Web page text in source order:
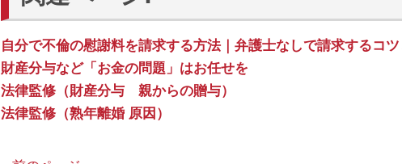
自分で不倫の慰謝料を請求する方法｜弁護士なしで請求するコ
財産分与など「お金の問題」はお任せを
法律監修（財産分与 親からの贈与）
法律監修（熟年離婚 原因）